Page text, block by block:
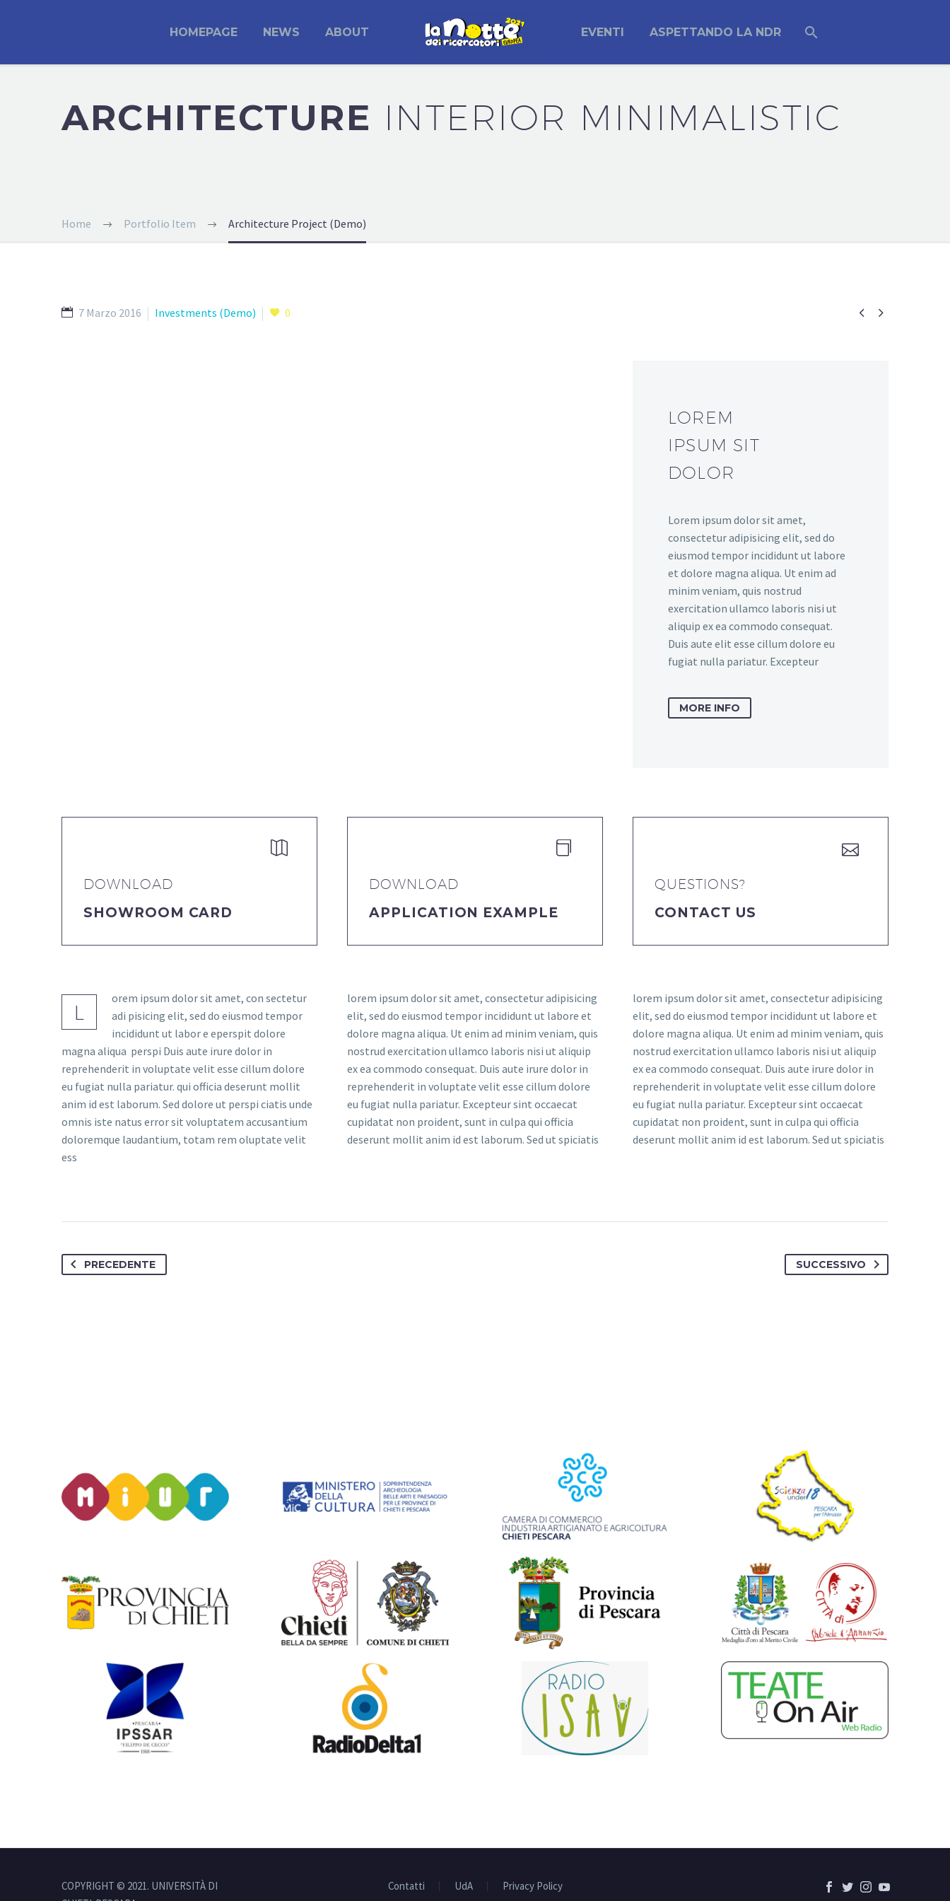
HOMEPAGE NEWS ABOUT EVENTI ASPETTANDO LA NDR
ARCHITECTURE INTERIOR MINIMALISTIC
Home Portfolio Item Architecture Project (Demo)
 
7 Marzo 2016 Investments (Demo) 0
LOREM
IPSUM SIT
DOLOR
Lorem ipsum dolor sit amet,
consectetur adipisicing elit, sed do
eiusmod tempor incididunt ut labore
et dolore magna aliqua. Ut enim ad
minim veniam, quis nostrud
exercitation ullamco laboris nisi ut
aliquip ex ea commodo consequat.
Duis aute elit esse cillum dolore eu
fugiat nulla pariatur. Excepteur
MORE INFO


DOWNLOAD
SHOWROOM CARD


DOWNLOAD
APPLICATION EXAMPLE


QUESTIONS?
CONTACT US
L
orem ipsum dolor sit amet, con sectetur
adi pisicing elit, sed do eiusmod tempor
incididunt ut labor e eperspit dolore
magna aliqua perspi Duis aute irure dolor in
reprehenderit in voluptate velit esse cillum dolore
eu fugiat nulla pariatur. qui officia deserunt mollit
anim id est laborum. Sed dolore ut perspi ciatis unde
omnis iste natus error sit voluptatem accusantium
doloremque laudantium, totam rem oluptate velit
ess
lorem ipsum dolor sit amet, consectetur adipisicing
elit, sed do eiusmod tempor incididunt ut labore et
dolore magna aliqua. Ut enim ad minim veniam, quis
nostrud exercitation ullamco laboris nisi ut aliquip
ex ea commodo consequat. Duis aute irure dolor in
reprehenderit in voluptate velit esse cillum dolore
eu fugiat nulla pariatur. Excepteur sint occaecat
cupidatat non proident, sunt in culpa qui officia
deserunt mollit anim id est laborum. Sed ut spiciatis
lorem ipsum dolor sit amet, consectetur adipisicing
elit, sed do eiusmod tempor incididunt ut labore et
dolore magna aliqua. Ut enim ad minim veniam, quis
nostrud exercitation ullamco laboris nisi ut aliquip
ex ea commodo consequat. Duis aute irure dolor in
reprehenderit in voluptate velit esse cillum dolore
eu fugiat nulla pariatur. Excepteur sint occaecat
cupidatat non proident, sunt in culpa qui officia
deserunt mollit anim id est laborum. Sed ut spiciatis
PRECEDENTE SUCCESSIVO
Contatti UdA Privacy Policy
COPYRIGHT © 2021. UNIVERSITÀ DI